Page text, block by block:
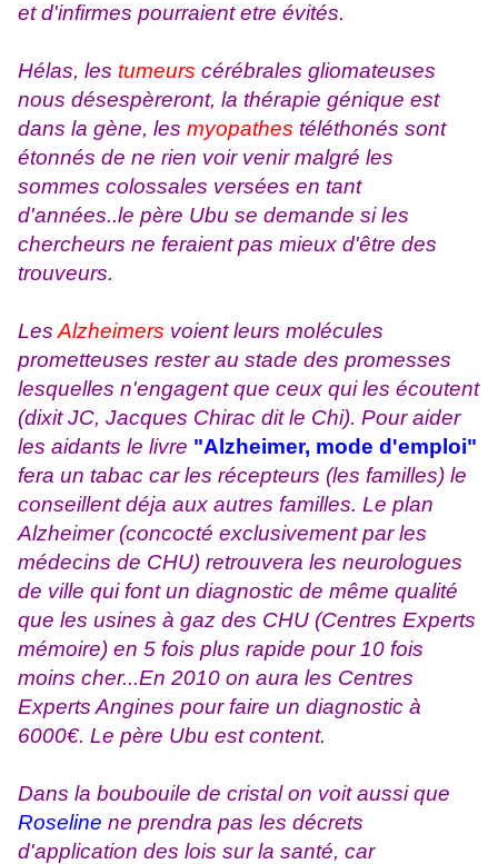
et d'infirmes pourraient etre évités.
Hélas, les tumeurs cérébrales gliomateuses
nous désespèreront, la thérapie génique est
dans la gène, les myopathes téléthonés sont
étonnés de ne rien voir venir malgré les
sommes colossales versées en tant
d'années..le père Ubu se demande si les
chercheurs ne feraient pas mieux d'être des
trouveurs.
Les Alzheimers voient leurs molécules
prometteuses rester au stade des promesses
lesquelles n'engagent que ceux qui les écoutent
(dixit JC, Jacques Chirac dit le Chi). Pour aider
les aidants le livre "Alzheimer, mode d'emploi"
fera un tabac car les récepteurs (les familles) le
conseillent déja aux autres familles. Le plan
Alzheimer (concocté exclusivement par les
médecins de CHU) retrouvera les neurologues
de ville qui font un diagnostic de même qualité
que les usines à gaz des CHU (Centres Experts
mémoire) en 5 fois plus rapide pour 10 fois
moins cher...En 2010 on aura les Centres
Experts Angines pour faire un diagnostic à
6000€. Le père Ubu est content.
Dans la boubouile de cristal on voit aussi que
Roseline ne prendra pas les décrets
d'application des lois sur la santé, car